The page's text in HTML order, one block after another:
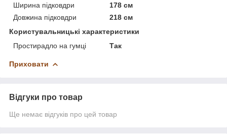
Ширина підковдри
178 см
Довжина підковдри
218 см
Користувальницькі характеристики
Простирадло на гумці
Так
Приховати
Відгуки про товар
Ще немає відгуків про цей товар